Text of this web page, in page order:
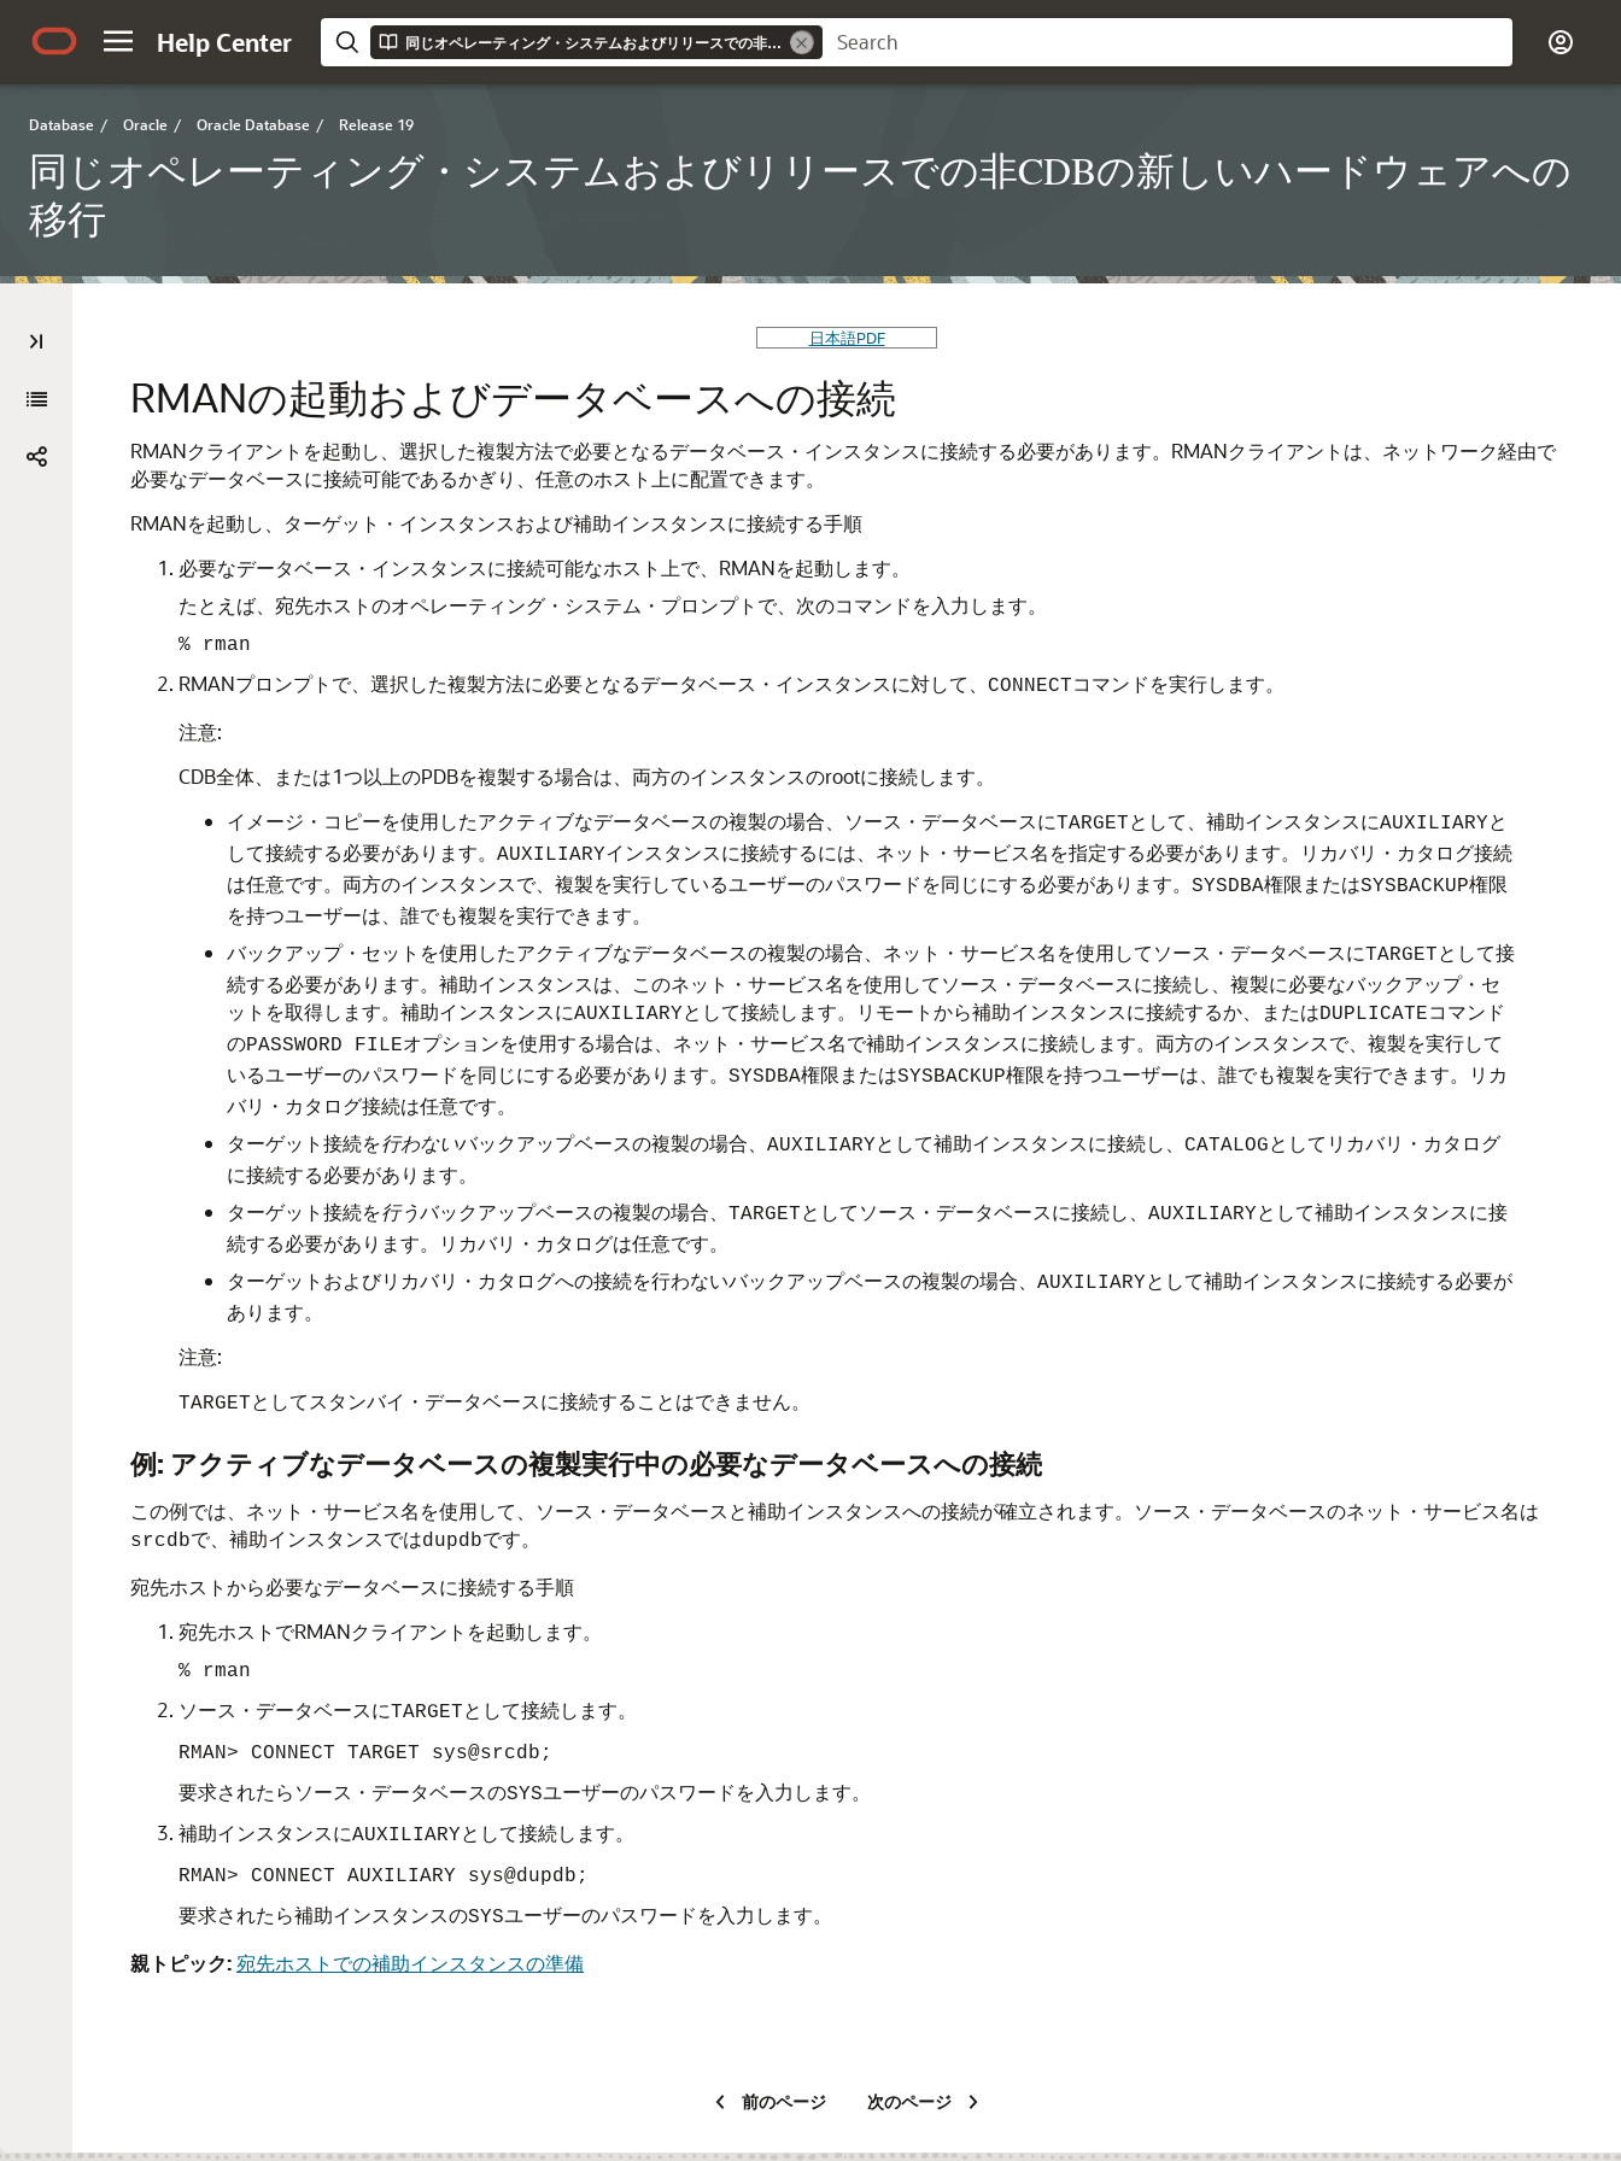
Help Center 同じオペレーティング・システムおよびリリースでの非CDBの新しいハードウェアへの移行
Database / Oracle / Oracle Database / Release 19
同じオペレーティング・システムおよびリリースでの非CDBの新しいハードウェアへの
移行
日本語PDF
RMANの起動およびデータベースへの接続
RMANクライアントを起動し、選択した複製方法で必要となるデータベース・インスタンスに接続する必要があります。RMANクライアントは、ネットワーク経由で
必要なデータベースに接続可能であるかぎり、任意のホスト上に配置できます。
RMANを起動し、ターゲット・インスタンスおよび補助インスタンスに接続する手順
必要なデータベース・インスタンスに接続可能なホスト上で、RMANを起動します。
たとえば、宛先ホストのオペレーティング・システム・プロンプトで、次のコマンドを入力します。
% rman
RMANプロンプトで、選択した複製方法に必要となるデータベース・インスタンスに対して、 CONNECTコマンドを実行します。
注意:
CDB全体、または1つ以上のPDBを複製する場合は、両方のインスタンスのrootに接続します。
イメージ・コピーを使用したアクティブなデータベースの複製の場合、ソース・データベースにTARGETとして、補助インスタンスにAUXILIARYと
して接続する必要があります。 AUXILIARYインスタンスに接続するには、ネット・サービス名を指定する必要があります。リカバリ・カタログ接続
は任意です。両方のインスタンスで、複製を実行しているユーザーのパスワードを同じにする必要があります。 SYSDBA権限またはSYSBACKUP権限
を持つユーザーは、誰でも複製を実行できます。
バックアップ・セットを使用したアクティブなデータベースの複製の場合、ネット・サービス名を使用してソース・データベースにTARGETとして接
続する必要があります。補助インスタンスは、このネット・サービス名を使用してソース・データベースに接続し、複製に必要なバックアップ・セ
ットを取得します。補助インスタンスにAUXILIARYとして接続します。リモートから補助インスタンスに接続するか、またはDUPLICATEコマンド
のPASSWORD FILEオプションを使用する場合は、ネット・サービス名で補助インスタンスに接続します。両方のインスタンスで、複製を実行して
いるユーザーのパスワードを同じにする必要があります。 SYSDBA権限またはSYSBACKUP権限を持つユーザーは、誰でも複製を実行できます。リカ
バリ・カタログ接続は任意です。
ターゲット接続を行わないバックアップベースの複製の場合、 AUXILIARYとして補助インスタンスに接続し、 CATALOGとしてリカバリ・カタログ
に接続する必要があります。
ターゲット接続を行うバックアップベースの複製の場合、 TARGETとしてソース・データベースに接続し、 AUXILIARYとして補助インスタンスに接
続する必要があります。リカバリ・カタログは任意です。
ターゲットおよびリカバリ・カタログへの接続を行わないバックアップベースの複製の場合、 AUXILIARYとして補助インスタンスに接続する必要が
あります。
注意:
TARGETとしてスタンバイ・データベースに接続することはできません。
例: アクティブなデータベースの複製実行中の必要なデータベースへの接続
この例では、ネット・サービス名を使用して、ソース・データベースと補助インスタンスへの接続が確立されます。ソース・データベースのネット・サービス名は
srcdbで、補助インスタンスではdupdbです。
宛先ホストから必要なデータベースに接続する手順
宛先ホストでRMANクライアントを起動します。
% rman
ソース・データベースにTARGETとして接続します。
RMAN> CONNECT TARGET sys@srcdb;
要求されたらソース・データベースのSYSユーザーのパスワードを入力します。
補助インスタンスにAUXILIARYとして接続します。
RMAN> CONNECT AUXILIARY sys@dupdb;
要求されたら補助インスタンスのSYSユーザーのパスワードを入力します。
親トピック:宛先ホストでの補助インスタンスの準備
前のページ 次のページ